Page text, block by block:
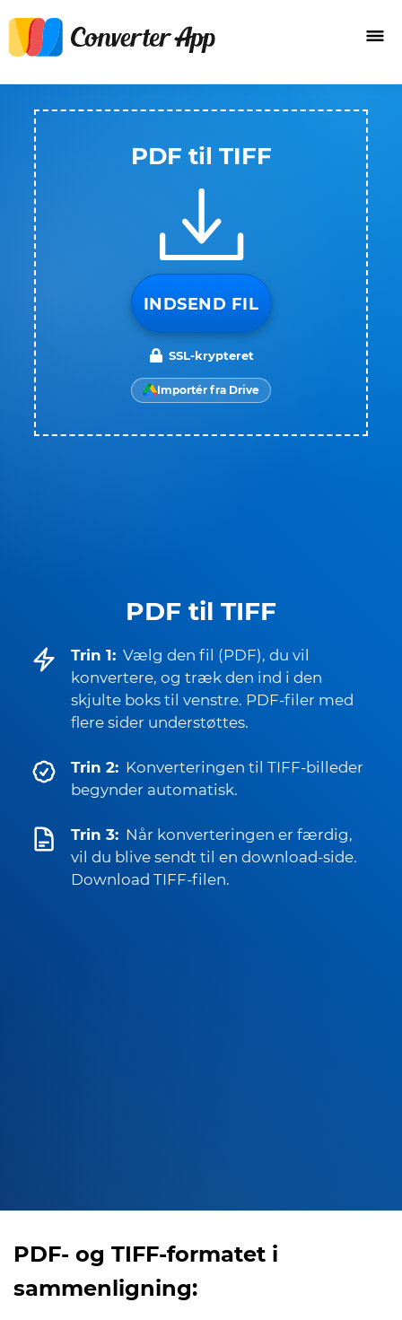
PDF til TIFF
Trin 1: Vælg den fil (PDF), du vil
konvertere, og træk den ind i den
skjulte boks til venstre. PDF-filer med
flere sider understøttes.
Trin 2: Konverteringen til TIFF-billeder
begynder automatisk.
Trin 3: Når konverteringen er færdig,
vil du blive sendt til en download-side.
Download TIFF-filen.
PDF til TIFF
INDSEND FIL
SSL-krypteret
Importér fra Drive
PDF- og TIFF-formatet i
sammenligning: